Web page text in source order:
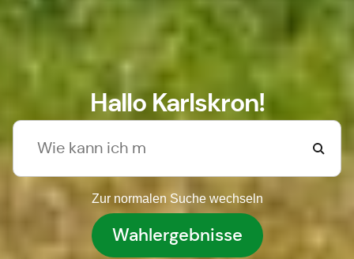
Hallo Karlskron!
Zur normalen Suche wechseln
Wahlergebnisse